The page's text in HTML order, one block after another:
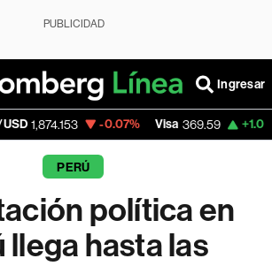
PUBLICIDAD
Ingresar
-0.07% Visa 369.59 +1.07%
PERÚ
política en
llega hasta las